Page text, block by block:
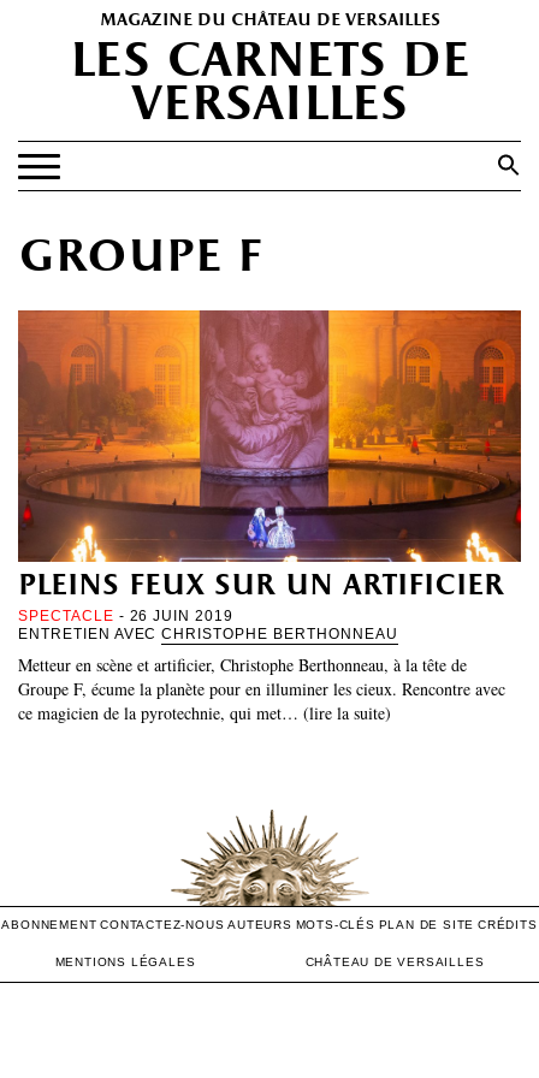
magazine du château de versailles
les carnets de
versailles
Search Button
PATRIMOINE
SPECTACLES
PORTFOLIOS
HISTOIRE(S)
LES +
ABONNEMENT GRATUIT AU MAGAZINE
groupe f
pleins feux sur un artificier
SPECTACLE - 26 JUIN 2019
ENTRETIEN AVECCHRISTOPHE BERTHONNEAU
Metteur en scène et artificier, Christophe Berthonneau, à la tête de
Groupe F, écume la planète pour en illuminer les cieux. Rencontre avec
ce magicien de la pyrotechnie, qui met… (lire la suite)
ABONNEMENT CONTACTEZ-NOUS AUTEURS MOTS-CLÉS PLAN DE SITE CRÉDITS
MENTIONS LÉGALES CHÂTEAU DE VERSAILLES